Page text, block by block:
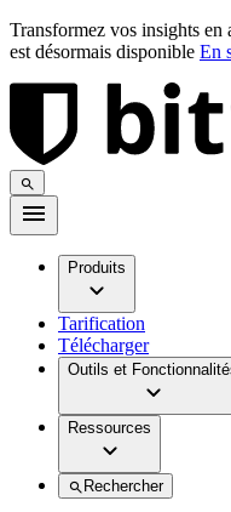
Transformez vos insights
est désormais disponible En
Produits
Tarification
Télécharger
Outils et
Ressources
Rechercher